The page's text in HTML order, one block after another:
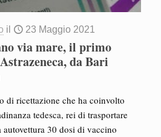
il 23 Maggio 2021
via mare, il primo
da Bari
di ricettazione che ha coinvolto
tedesca, rei di trasportare
30 dosi di vaccino